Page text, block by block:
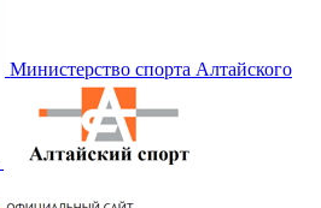
Министерство спорта Алтайского